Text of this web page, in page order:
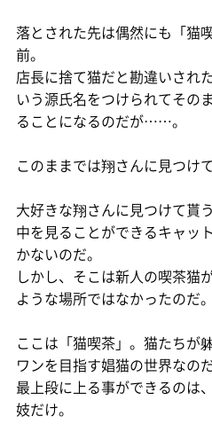
落とされた先は偶然にも「猫
前。
店長に捨て猫だと勘違いされ
いう源氏名をつけられてその
ることになるのだが……。
このままでは翔さんに見つけ
大好きな翔さんに見つけて貰
中を見ることができるキャッ
かないのだ。
しかし、そこは新人の喫茶猫
ような場所ではなかったのだ。
ここは「猫喫茶」。猫たちが
ワンを目指す娼猫の世界なのだ
最上段に上る事ができるのは
妓だけ。